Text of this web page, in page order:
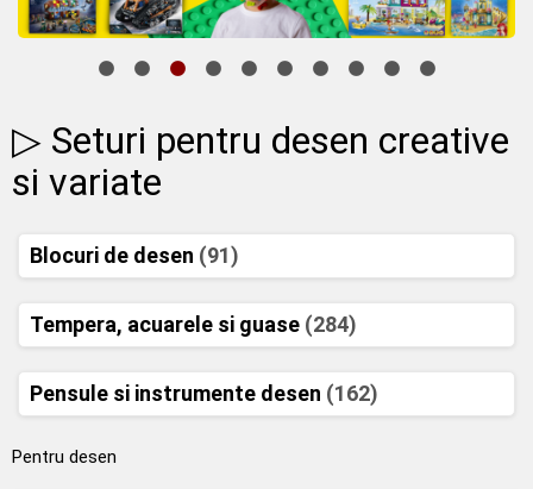
▷ Seturi pentru desen creative
si variate
Blocuri de desen (91)
Tempera, acuarele si guase (284)
Pensule si instrumente desen (162)
Pentru desen